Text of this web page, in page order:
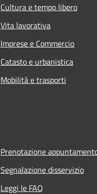
Cultura e tempo libero
Vita lavorativa
Imprese e Commercio
Catasto e urbanistica
Mobilità e trasporti
Prenotazione
Segnalazione disservizio
Leggi le FAQ